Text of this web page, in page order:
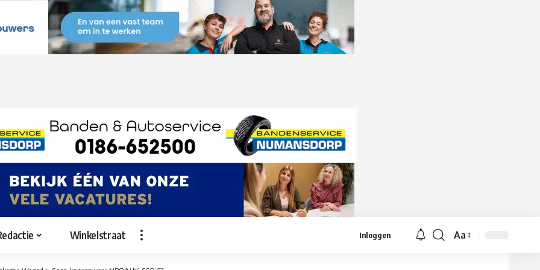
Winkelstraat Inloggen
Lettergrootte
Aa